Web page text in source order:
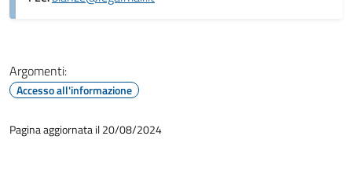
Argomenti:
Accesso all'informazione
Pagina aggiornata il 20/08/2024